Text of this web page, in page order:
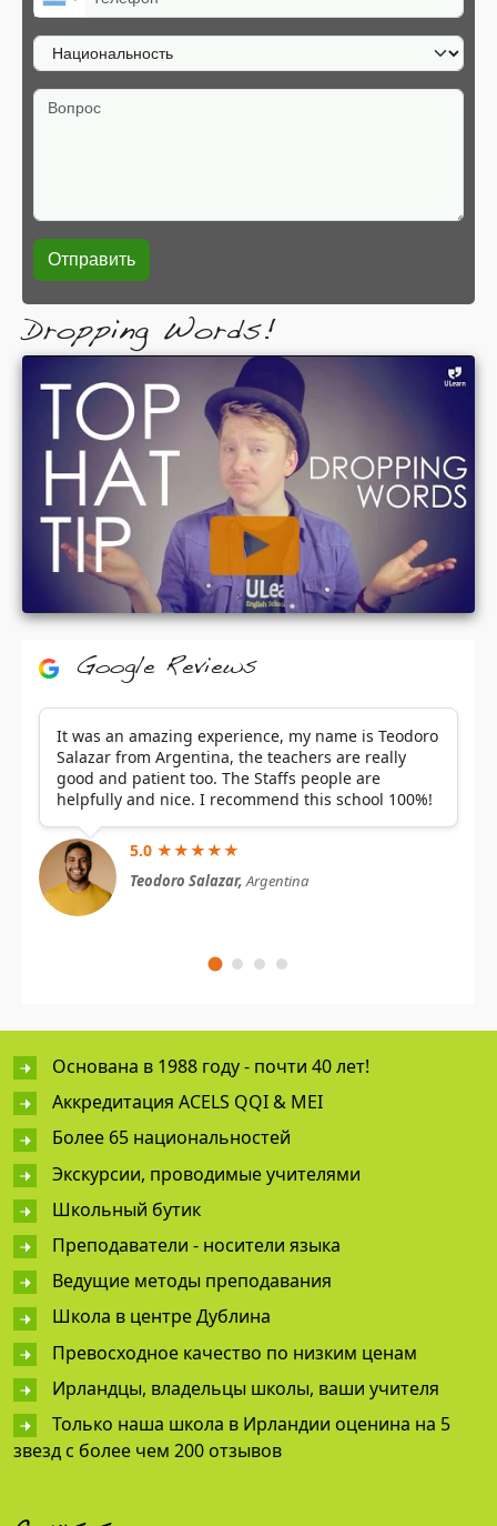
Национальность
Вопрос
Dropping Words!
Google Reviews
It was an amazing experience, my name is Teodoro
Salazar from Argentina, the teachers are really
good and patient too. The Staffs people are
helpfully and nice. I recommend this school 100%!
5.0 ★★★★★
Teodoro Salazar,Argentina
Основана в 1988 году - почти 40 лет!
Аккредитация ACELS QQI & MEI
Более 65 национальностей
Экскурсии, проводимые учителями
Школьный бутик
Преподаватели - носители языка
Ведущие методы преподавания
Школа в центре Дублина
Превосходное качество по низким ценам
Ирландцы, владельцы школы, ваши учителя
Только наша школа в Ирландии оценина на 5
звезд с более чем 200 отзывов